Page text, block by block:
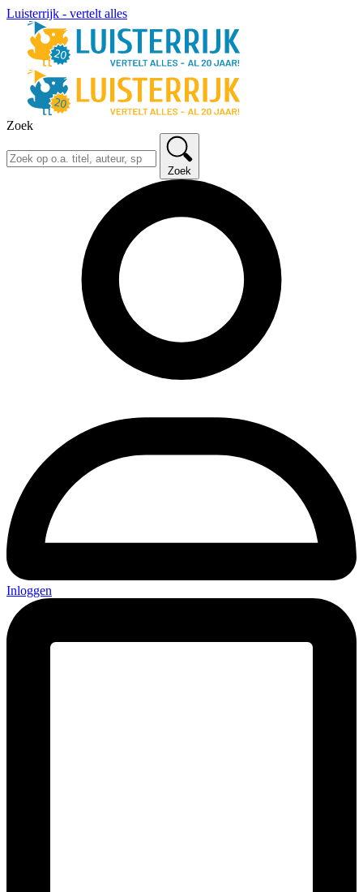
Luisterrijk - vertelt alles
Zoek
Zoek
Inloggen